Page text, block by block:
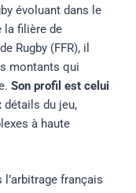
évoluant dans le
la filière de
Rugby (FFR), il
montants qui
Son profil est celui
détails du jeu,
à haute
français